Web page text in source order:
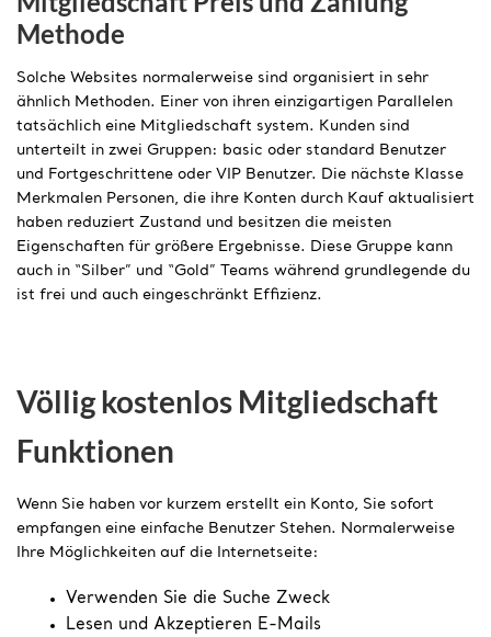
Methode
Solche Websites normalerweise sind organisiert in sehr
ähnlich Methoden. Einer von ihren einzigartigen Parallelen
tatsächlich eine Mitgliedschaft system. Kunden sind
unterteilt in zwei Gruppen: basic oder standard Benutzer
und Fortgeschrittene oder VIP Benutzer. Die nächste Klasse
Merkmalen Personen, die ihre Konten durch Kauf aktualisiert
haben reduziert Zustand und besitzen die meisten
Eigenschaften für größere Ergebnisse. Diese Gruppe kann
auch in “Silber” und “Gold” Teams während grundlegende du
ist frei und auch eingeschränkt Effizienz.
Völlig kostenlos Mitgliedschaft
Funktionen
Wenn Sie haben vor kurzem erstellt ein Konto, Sie sofort
empfangen eine einfache Benutzer Stehen. Normalerweise
Ihre Möglichkeiten auf die Internetseite:
Verwenden Sie die Suche Zweck
Lesen und Akzeptieren E-Mails